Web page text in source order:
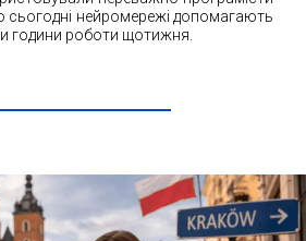
сьогодні нейромережі допомагають
години роботи щотижня.